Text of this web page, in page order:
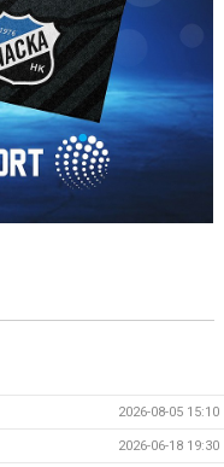
2026-08-05 15:10
2026-06-18 19:30